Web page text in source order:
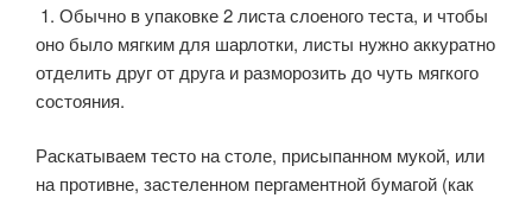
1. Обычно в упаковке 2 листа слоеного теста, и чтобы
оно было мягким для шарлотки, листы нужно аккуратно
отделить друг от друга и разморозить до чуть мягкого
состояния.
Раскатываем тесто на столе, присыпанном мукой, или
на противне, застеленном пергаментной бумагой (как